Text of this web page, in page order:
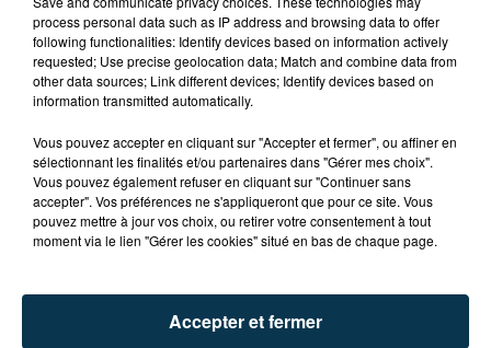
SAINT-ETIENNE : UN ENFANT DÉCÈDE APRÈS
UNE CHUTE DU 8E ÉTAGE
process personal data such as IP address and browsing data to offer
following functionalities: Identify devices based on information actively
requested; Use precise geolocation data; Match and combine data from
other data sources; Link different devices; Identify devices based on
information transmitted automatically.
Vous pouvez accepter en cliquant sur "Accepter et fermer", ou affiner en
sélectionnant les finalités et/ou partenaires dans "Gérer mes choix".
Vous pouvez également refuser en cliquant sur "Continuer sans
accepter". Vos préférences ne s'appliqueront que pour ce site. Vous
pouvez mettre à jour vos choix, ou retirer votre consentement à tout
moment via le lien "Gérer les cookies" situé en bas de chaque page.
Accepter et fermer